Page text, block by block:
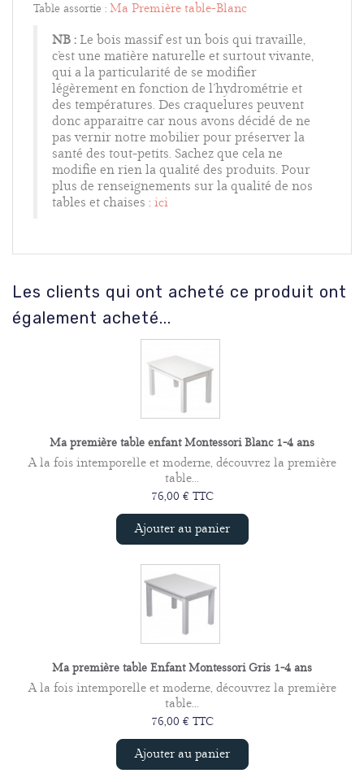
Table assortie : Ma Première table-Blanc
NB : Le bois massif est un bois qui travaille,
c’est une matière naturelle et surtout vivante,
qui a la particularité de se modifier
légèrement en fonction de l’hydrométrie et
des températures. Des craquelures peuvent
donc apparaitre car nous avons décidé de ne
pas vernir notre mobilier pour préserver la
santé des tout-petits. Sachez que cela ne
modifie en rien la qualité des produits. Pour
plus de renseignements sur la qualité de nos
tables et chaises : ici
Les clients qui ont acheté ce produit ont
également acheté...
Ma première table enfant Montessori Blanc 1-4 ans
A la fois intemporelle et moderne, découvrez la première
table...
76,00 € TTC
Ajouter au panier
Ma première table Enfant Montessori Gris 1-4 ans
A la fois intemporelle et moderne, découvrez la première
table...
76,00 € TTC
Ajouter au panier